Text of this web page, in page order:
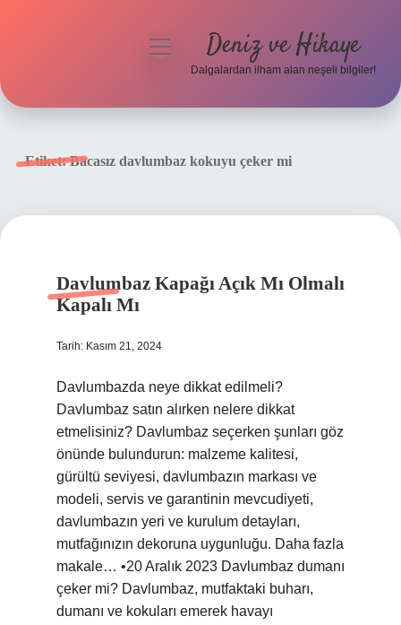
menüyü
Deniz ve Hikaye
Dalgalardan ilham alan neşeli bilgiler!
Etiket:Bacasız davlumbaz kokuyu çeker mi
Davlumbaz Kapağı Açık Mı Olmalı
Kapalı Mı
Tarih: Kasım 21, 2024
Davlumbazda neye dikkat edilmeli?
Davlumbaz satın alırken nelere dikkat
etmelisiniz? Davlumbaz seçerken şunları göz
önünde bulundurun: malzeme kalitesi,
gürültü seviyesi, davlumbazın markası ve
modeli, servis ve garantinin mevcudiyeti,
davlumbazın yeri ve kurulum detayları,
mutfağınızın dekoruna uygunluğu. Daha fazla
makale… •20 Aralık 2023 Davlumbaz dumanı
çeker mi? Davlumbaz, mutfaktaki buharı,
dumanı ve kokuları emerek havayı